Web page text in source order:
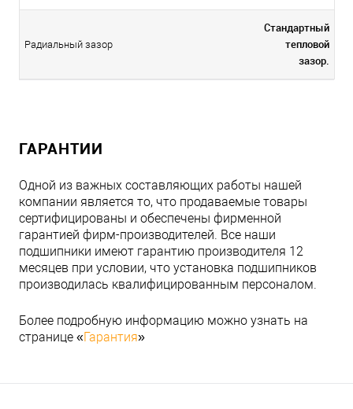
Радиальный зазор
Стандартный
тепловой
зазор.
ГАРАНТИИ
Одной из важных составляющих работы нашей
компании является то, что продаваемые товары
сертифицированы и обеспечены фирменной
гарантией фирм-производителей. Все наши
подшипники имеют гарантию производителя 12
месяцев при условии, что установка подшипников
производилась квалифицированным персоналом.
Более подробную информацию можно узнать на
странице «Гарантия»